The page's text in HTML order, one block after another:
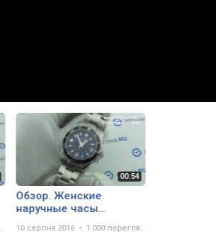
Обзор. Женские
наручные часы
10 серпня 2016 1 000 переглядів